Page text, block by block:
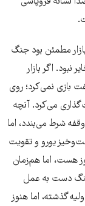
مطمئن بود جنگ
نبود. اگر بازار
بازی نمی‌کرد؛ روی
می‌کرد. آنچه
شرط می‌بندد، اما
یورو و تقویت
هست، اما هم‌زمان
جنگ دست به عمل
گذشته، اما هنوز